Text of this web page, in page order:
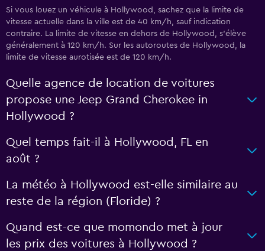
Si vous louez un véhicule à Hollywood, sachez que la limite de
vitesse actuelle dans la ville est de 40 km/h, sauf indication
contraire. La limite de vitesse en dehors de Hollywood, s’élève
généralement à 120 km/h. Sur les autoroutes de Hollywood, la
limite de vitesse aurotisée est de 120 km/h.
Quelle agence de location de voitures
propose une Jeep Grand Cherokee in
Hollywood ?
Quel temps fait-il à Hollywood, FL en
août ?
La météo à Hollywood est-elle similaire au
reste de la région (Floride) ?
Quand est-ce que momondo met à jour
les prix des voitures à Hollywood ?